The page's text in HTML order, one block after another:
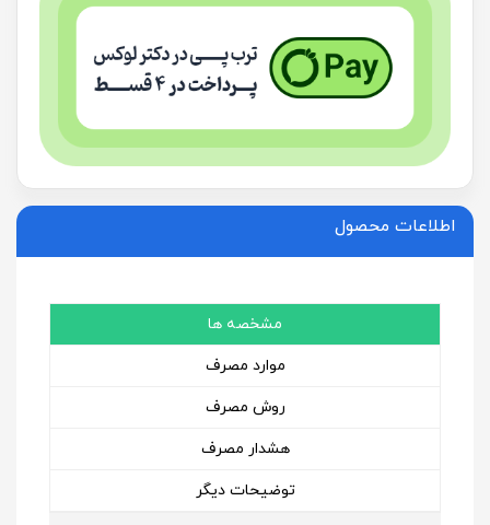
اطلاعات محصول
مشخصه ها
موارد مصرف
روش مصرف
هشدار مصرف
توضیحات دیگر